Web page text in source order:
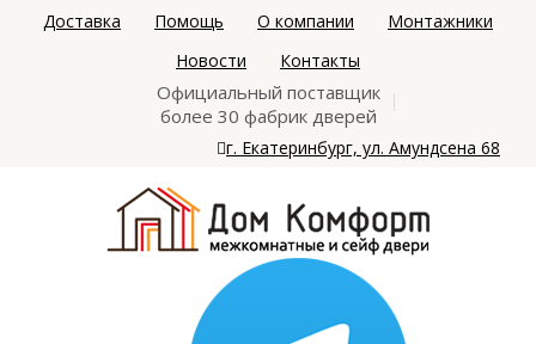
Доставка Помощь О компании
Монтажники
Новости
Контакты
Официальный поставщик
более 30 фабрик дверей
г. Екатеринбург, ул. Амундсена 68